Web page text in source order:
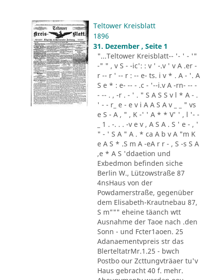
Teltower Kreisblatt
1896
31. Dezember , Seite 1
"...Teltower Kreisblatt-- '- ' - '"
-" " , v S - -ic': : v ' -.v ' v A .er -
r -- r ' -- r : -- e- ts. i v * . A - '. A
S e * : e- -- - .c - '--i.v A -rn- -- -
- -- . , -r . - ' . " S A S S v l * A - .
' - - r_ e - e v i A A S A v _ _ " vs
e S - A , " , K -' ' A * * V' ' , l '- -
_ 1 . -. . . -v e v , A S A . S ' e - , '
" - ' S A " A . * ca A b v A "m K
e A S * .S m A -eA r r - , S -s S A
,e * A S 'ddaetion und
Exbedmon befinden siche
Berlin W., Lützowstraße 87
4nsHaus von der
Powdamerstraße, gegenüber
dem Elisabeth-Krautnebau 87,
S m""" eheine täanch wtt
Ausnahme der Taoe nach .den
Sonn - und Fcter1aoen. 25
Adanaementvpreis str das
BlerteltatrMr.1.25 - bwch
Postbo our Zcttungvträaer tu'v
Haus gebracht 40 f. mehr.